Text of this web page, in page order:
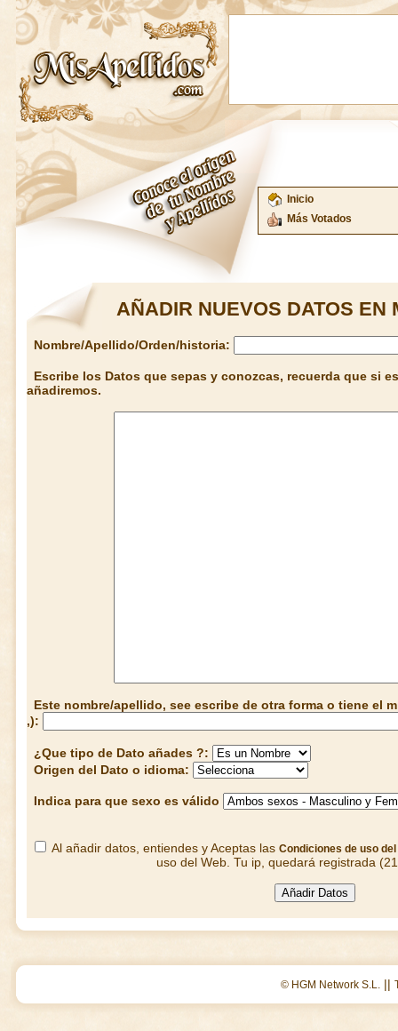
Inicio
Más Votados
AÑADIR NUEVOS DATOS EN
Nombre/Apellido/Orden/historia:
Escribe los Datos que sepas y conozcas, recuerda que si
añadiremos.
Este nombre/apellido, see escribe de otra forma o tiene el
,):
¿Que tipo de Dato añades ?:
Origen del Dato o idioma:
Indica para que sexo es válido
Al añadir datos, entiendes y Aceptas las Condiciones de uso del
uso del Web. Tu ip, quedará registrada
© HGM Network S.L. ||